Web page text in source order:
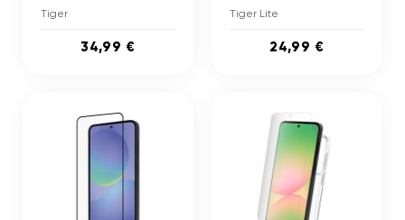
Tiger
34,99 €
Tiger Lite
24,99 €